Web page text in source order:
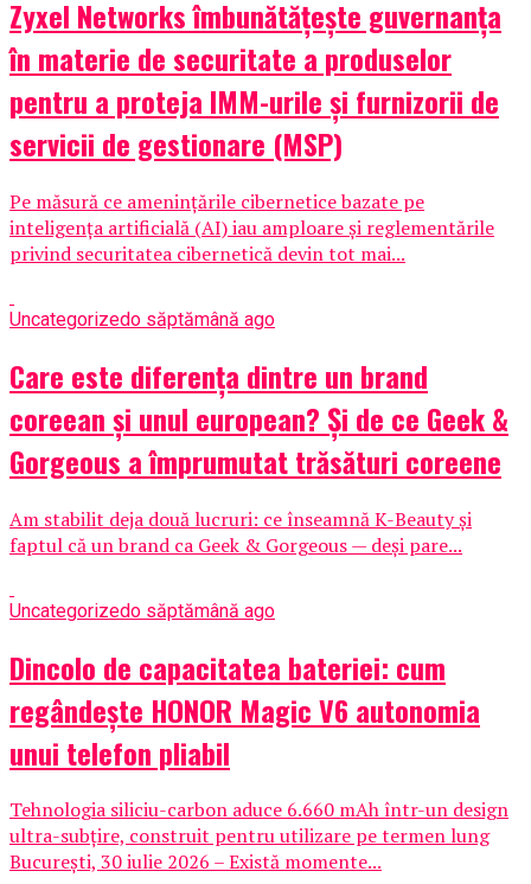
Zyxel Networks îmbunătățește guvernanța
în materie de securitate a produselor
pentru a proteja IMM-urile și furnizorii de
servicii de gestionare (MSP)
Pe măsură ce amenințările cibernetice bazate pe
inteligența artificială (AI) iau amploare și reglementările
privind securitatea cibernetică devin tot mai...
Uncategorizedo săptămână ago
Care este diferența dintre un brand
coreean și unul european? Și de ce Geek &
Gorgeous a împrumutat trăsături coreene
Am stabilit deja două lucruri: ce înseamnă K-Beauty și
faptul că un brand ca Geek & Gorgeous — deși pare...
Uncategorizedo săptămână ago
Dincolo de capacitatea bateriei: cum
regândește HONOR Magic V6 autonomia
unui telefon pliabil
Tehnologia siliciu-carbon aduce 6.660 mAh într-un design
ultra-subțire, construit pentru utilizare pe termen lung
București, 30 iulie 2026 – Există momente...